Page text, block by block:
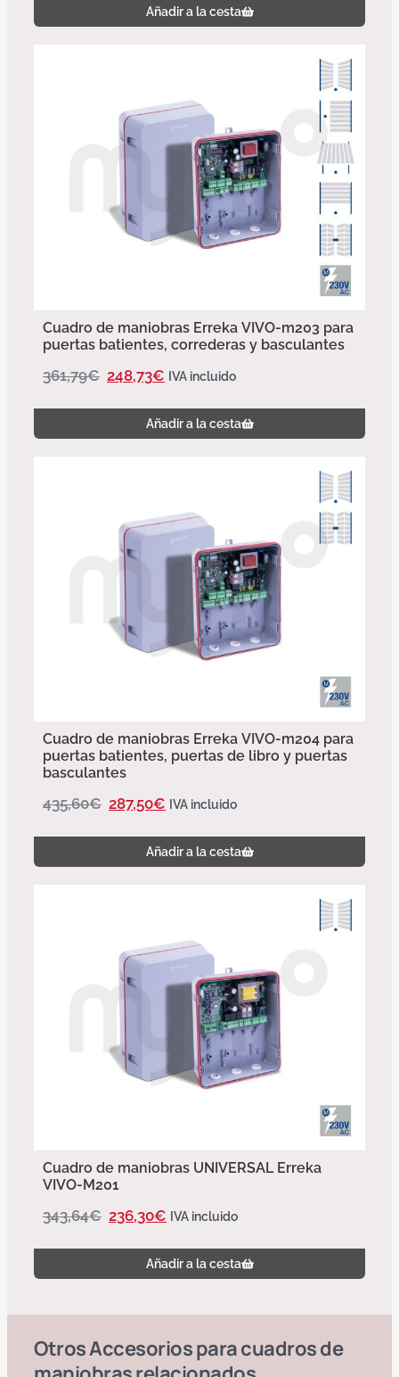
Añadir a la cesta
Cuadro de maniobras Erreka VIVO-m203 para
puertas batientes, correderas y basculantes
361,79€ 248,73€ IVA incluido
Añadir a la cesta
Cuadro de maniobras Erreka VIVO-m204 para
puertas batientes, puertas de libro y puertas
basculantes
435,60€ 287,50€ IVA incluido
Añadir a la cesta
Cuadro de maniobras UNIVERSAL Erreka
VIVO-M201
343,64€ 236,30€ IVA incluido
Añadir a la cesta
OtrosAccesorios para cuadros de